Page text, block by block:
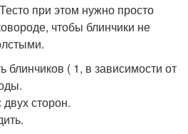
при этом нужно просто
чтобы блинчики не
блинчиков ( 1, в зависимости от
сторон.